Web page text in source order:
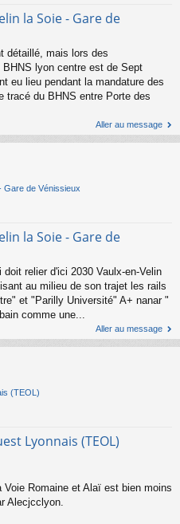
la Soie - Gare de
détaillé, mais lors des
lyon centre est de Sept
eu lieu pendant la mandature des
tracé du BHNS entre Porte des
Aller au message
Gare de Vénissieux
la Soie - Gare de
relier d'ici 2030 Vaulx-en-Velin
au milieu de son trajet les rails
et "Parilly Université" A+ nanar "
comme une...
Aller au message
(TEOL)
Lyonnais (TEOL)
Romaine et Alaï est bien moins
Alecjcclyon.